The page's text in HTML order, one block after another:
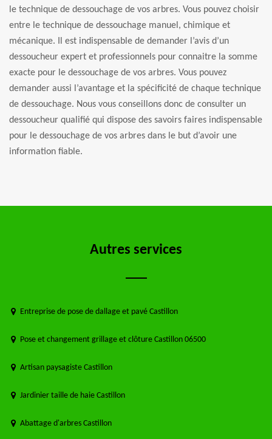
le technique de dessouchage de vos arbres. Vous pouvez choisir
entre le technique de dessouchage manuel, chimique et
mécanique. Il est indispensable de demander l’avis d’un
dessoucheur expert et professionnels pour connaitre la somme
exacte pour le dessouchage de vos arbres. Vous pouvez
demander aussi l’avantage et la spécificité de chaque technique
de dessouchage. Nous vous conseillons donc de consulter un
dessoucheur qualifié qui dispose des savoirs faires indispensable
pour le dessouchage de vos arbres dans le but d’avoir une
information fiable.
Autres services
Entreprise de pose de dallage et pavé Castillon
Pose et changement grillage et clôture Castillon 06500
Artisan paysagiste Castillon
Jardinier taille de haie Castillon
Abattage d'arbres Castillon